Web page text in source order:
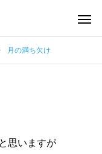
月の満ち欠け
思いますが